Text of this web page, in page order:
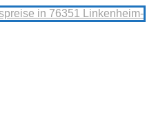
in 76351 Linkenheim-